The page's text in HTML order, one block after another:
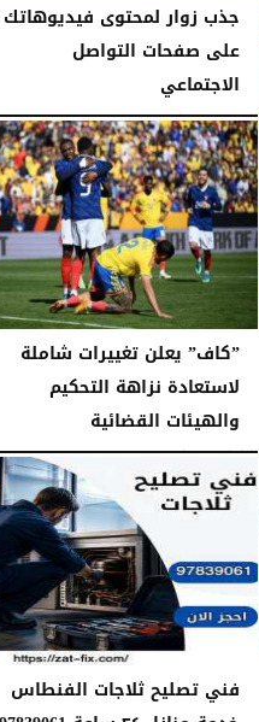
جذب زوار لمحتوى فيديوهاتك
على صفحات التواصل
الاجتماعي
السبت، 16 مايو 2026 10:59 صـ
”كاف” يعلن تغييرات شاملة
لاستعادة نزاهة التحكيم
والهيئات القضائية
الثلاثاء، 31 مارس 2026 01:09 صـ
فني تصليح ثلاجات الفنطاس